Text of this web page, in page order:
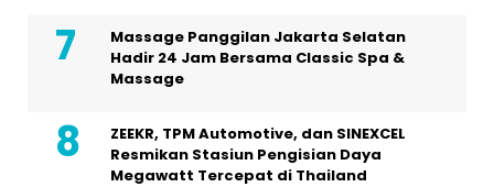
Massage Panggilan Jakarta Selatan
Hadir 24 Jam Bersama Classic Spa &
Massage
ZEEKR, TPM Automotive, dan SINEXCEL
Resmikan Stasiun Pengisian Daya
Megawatt Tercepat di Thailand